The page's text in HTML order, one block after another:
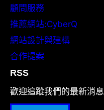
顧問服務
推薦網站:CyberQ
網站設計與建構
合作提案
RSS
歡迎追蹤我們的最新消息